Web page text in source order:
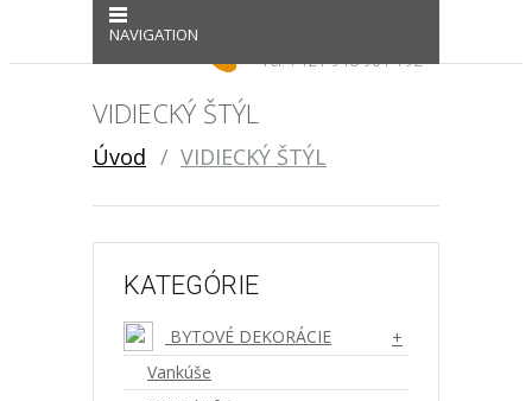
Tel: +421 948 901 192
NAVIGATION
VIDIECKÝ ŠTÝL
Úvod VIDIECKÝ ŠTÝL
KATEGÓRIE
BYTOVÉ DEKORÁCIE
+
Vankúše